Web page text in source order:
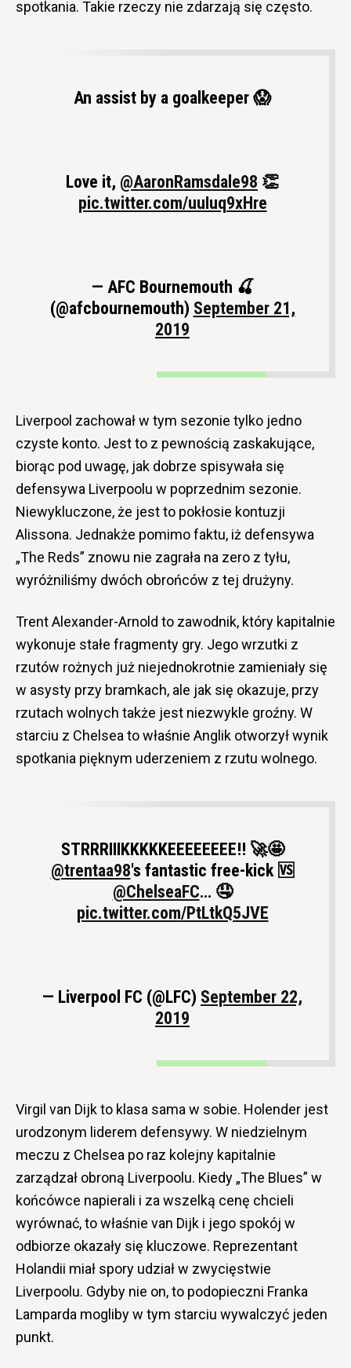
spotkania. Takie rzeczy nie zdarzają się często.
An assist by a goalkeeper 😱
Love it, @AaronRamsdale98 👏
pic.twitter.com/uuIuq9xHre
— AFC Bournemouth 🍒
(@afcbournemouth) September 21,
2019
Liverpool zachował w tym sezonie tylko jedno
czyste konto. Jest to z pewnością zaskakujące,
biorąc pod uwagę, jak dobrze spisywała się
defensywa Liverpoolu w poprzednim sezonie.
Niewykluczone, że jest to pokłosie kontuzji
Alissona. Jednakże pomimo faktu, iż defensywa
„The Reds” znowu nie zagrała na zero z tyłu,
wyróżniliśmy dwóch obrońców z tej drużyny.
Trent Alexander-Arnold to zawodnik, który kapitalnie
wykonuje stałe fragmenty gry. Jego wrzutki z
rzutów rożnych już niejednokrotnie zamieniały się
w asysty przy bramkach, ale jak się okazuje, przy
rzutach wolnych także jest niezwykle groźny. W
starciu z Chelsea to właśnie Anglik otworzył wynik
spotkania pięknym uderzeniem z rzutu wolnego.
STRRRIIIKKKKKEEEEEEEE!! 🚀🤩
@trentaa98's fantastic free-kick 🆚
@ChelseaFC… 🤤
pic.twitter.com/PtLtkQ5JVE
— Liverpool FC (@LFC) September 22,
2019
Virgil van Dijk to klasa sama w sobie. Holender jest
urodzonym liderem defensywy. W niedzielnym
meczu z Chelsea po raz kolejny kapitalnie
zarządzał obroną Liverpoolu. Kiedy „The Blues” w
końcówce napierali i za wszelką cenę chcieli
wyrównać, to właśnie van Dijk i jego spokój w
odbiorze okazały się kluczowe. Reprezentant
Holandii miał spory udział w zwycięstwie
Liverpoolu. Gdyby nie on, to podopieczni Franka
Lamparda mogliby w tym starciu wywalczyć jeden
punkt.